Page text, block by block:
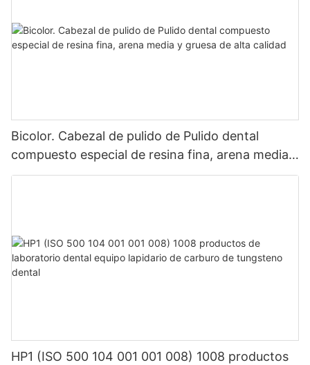
Bicolor. Cabezal de pulido de Pulido dental
compuesto especial de resina fina, arena media y
gruesa de alta calidad
HP1 (ISO 500 104 001 001 008) 1008 productos